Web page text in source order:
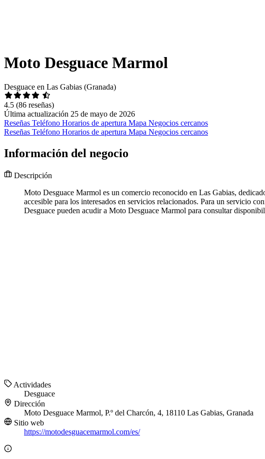
Moto Desguace Marmol
Desguace en Las Gabias (Granada)
4.5 (86 reseñas)
Última actualización 25 de mayo de 2026
Reseñas Teléfono Horarios de apertura Mapa Negocios cercanos
Reseñas Teléfono Horarios de apertura Mapa Negocios cercanos
Información del negocio
Descripción
Moto Desguace Marmol es un comercio reconocido en Las Gabias,
accesible para los interesados en servicios relacionados. Para un servicio
Desguace pueden acudir a Moto Desguace Marmol para consultar
Actividades
Desguace
Dirección
Moto Desguace Marmol, P.º del Charcón, 4, 18110 Las Gabias, Granada
Sitio web
https://motodesguacemarmol.com/es/